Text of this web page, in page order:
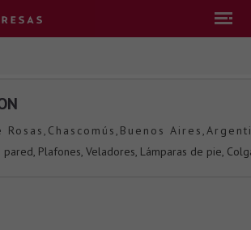
Rosas,Chascomús,Buenos
pared, Plafones, Veladores, Lámparas de pie,